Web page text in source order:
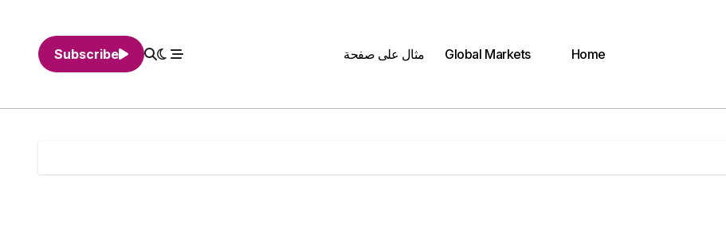
Home
Global Markets مثال على صفحة Subscribe